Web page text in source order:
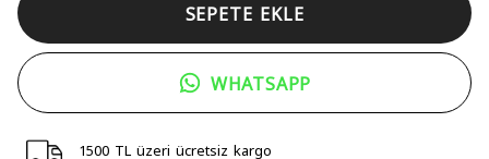
SEPETE EKLE
WHATSAPP
1500 TL üzeri ücretsiz kargo